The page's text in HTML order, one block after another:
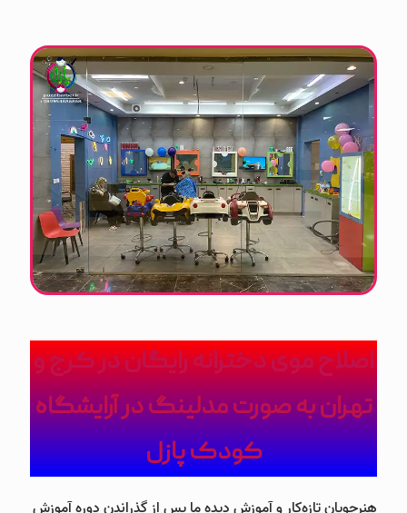
اصلاح موی دخترانه رایگان در کرج و
تهران به صورت مدلینگ در آرایشگاه
کودک پازل
هنرجویان تازه‌کار و آموزش دیده ما پس از گذراندن دوره آموزش